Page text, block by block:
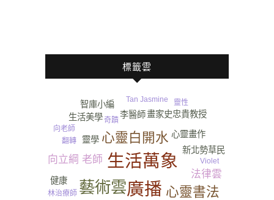
標籤雲
廣播
生活萬象
藝術雲
心靈白開水
心靈書法
向立綱 老師
法律雲
李醫師畫家史忠貴教授
新北勢草民
靈學
心靈畫作
生活美學
健康
智庫小編
林治療師
Tan Jasmine
翻轉
向老師
靈性
Violet
奇蹟